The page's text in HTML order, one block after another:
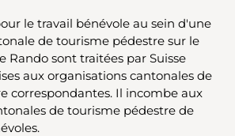
le travail bénévole au sein d'une
de tourisme pédestre sur le
Rando sont traitées par Suisse
aux organisations cantonales de
correspondantes. Il incombe aux
de tourisme pédestre de